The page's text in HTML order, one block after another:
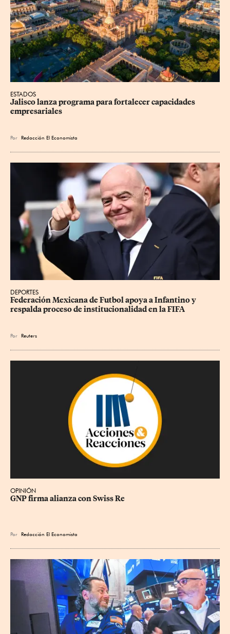
ESTADOS
Jalisco lanza programa para fortalecer capacidades
empresariales
Por Redacción El Economista
DEPORTES
Federación Mexicana de Futbol apoya a Infantino y
respalda proceso de institucionalidad en la FIFA
Por Reuters
OPINIÓN
GNP firma alianza con Swiss Re
Por Redacción El Economista